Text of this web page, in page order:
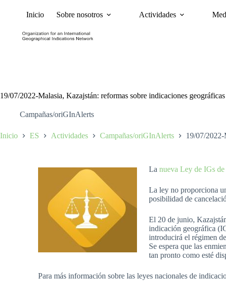
Inicio Sobre nosotros Actividades
19/07/2022-Malasia, Kazajstán: reformas sobre indicaciones
Campañas/oriGInAlerts
Inicio ES Actividades Campañas/oriGInAlerts 19/07/2022-
Lanueva Ley de IGs de
La ley no proporciona
posibilidad de
El 20 de junio,
indicación geográfica
introducirá el régimen
Se espera que las
tan pronto como esté
Para más información sobre las leyes nacionales de